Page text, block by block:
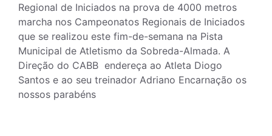
Regional de Iniciados na prova de 4000 metros
marcha nos Campeonatos Regionais de Iniciados
que se realizou este fim-de-semana na Pista
Municipal de Atletismo da Sobreda-Almada. A
Direção do CABB endereça ao Atleta Diogo
Santos e ao seu treinador Adriano Encarnação os
nossos parabéns